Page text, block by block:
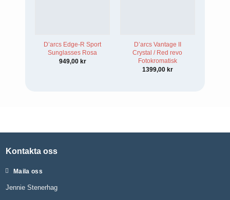
D’arcs Edge-R Sport
Sunglasses Rosa
949,00 kr
D’arcs Vantage II
Crystal / Red revo
Fotokromatisk
1399,00 kr
Kontakta oss
Maila oss
Jennie Stenerhag